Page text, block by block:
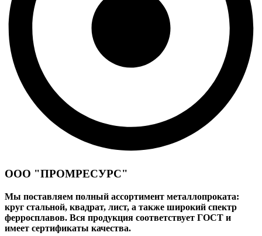
ООО "ПРОМРЕСУРС"
Мы поставляем полный ассортимент металлопроката:
круг стальной, квадрат, лист, а также широкий спектр
ферросплавов. Вся продукция соответствует ГОСТ и
имеет сертификаты качества.